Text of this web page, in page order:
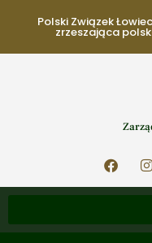
Polski Związek
zrzeszająca